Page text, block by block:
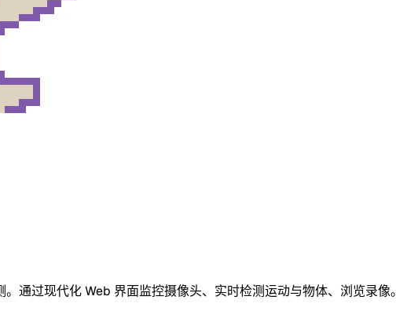
通过现代化 Web 界面监控摄像头、实时检测运动与物体、浏览录像。